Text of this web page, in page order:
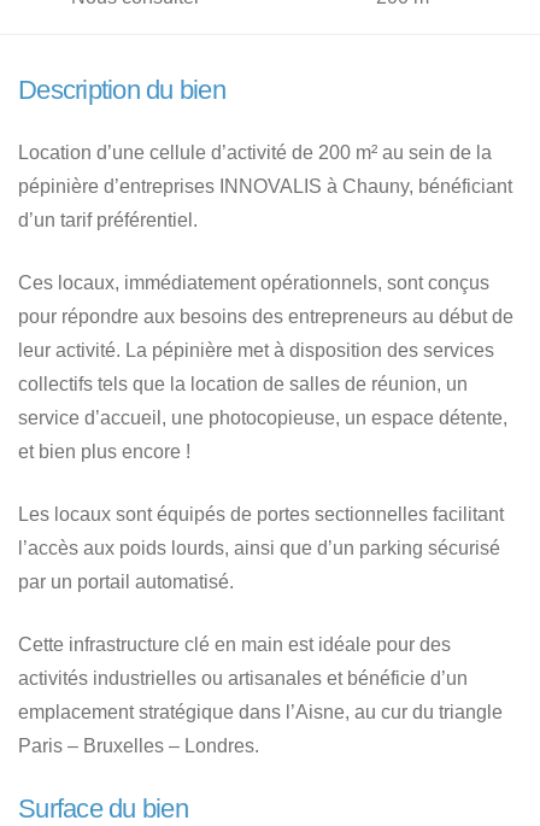
Description du bien
Location d’une cellule d’activité de 200 m² au sein de la
pépinière d’entreprises INNOVALIS à Chauny, bénéficiant
d’un tarif préférentiel.
Ces locaux, immédiatement opérationnels, sont conçus
pour répondre aux besoins des entrepreneurs au début de
leur activité. La pépinière met à disposition des services
collectifs tels que la location de salles de réunion, un
service d’accueil, une photocopieuse, un espace détente,
et bien plus encore !
Les locaux sont équipés de portes sectionnelles facilitant
l’accès aux poids lourds, ainsi que d’un parking sécurisé
par un portail automatisé.
Cette infrastructure clé en main est idéale pour des
activités industrielles ou artisanales et bénéficie d’un
emplacement stratégique dans l’Aisne, au cur du triangle
Paris – Bruxelles – Londres.
Surface du bien